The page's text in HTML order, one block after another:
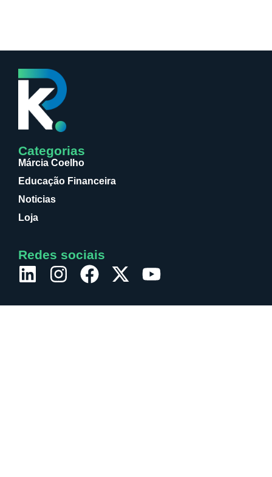
Categorias
Márcia Coelho
Educação Financeira
Noticias
Loja
Redes sociais